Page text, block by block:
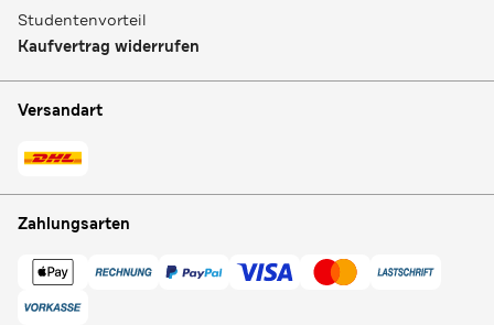
Studentenvorteil
Kaufvertrag widerrufen
Versandart
Zahlungsarten